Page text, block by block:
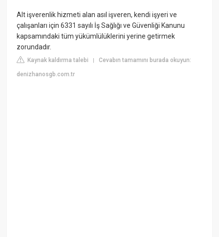
Alt işverenlik hizmeti alan asıl işveren, kendi işyeri ve
çalışanları için 6331 sayılı İş Sağlığı ve Güvenliği Kanunu
kapsamındaki tüm yükümlülüklerini yerine getirmek
zorundadır.
Kaynak kaldırma talebi |Cevabın tamamını burada okuyun:
denizhanosgb.com.tr